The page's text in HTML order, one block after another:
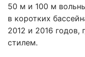
50 м и 100 м
в коротких
2012 и 2016 годов,
стилем.